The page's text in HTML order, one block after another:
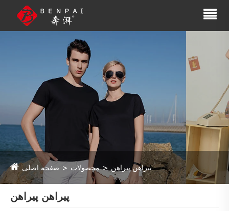
صفحه اصلی محصولات پیراهن پیراهن
پیراهن پیراهن